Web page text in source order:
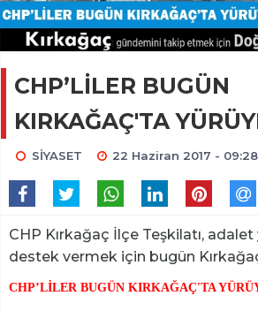
CHP’LİLER BUGÜN
KIRKAĞAÇ'TA
SİYASET 22 Haziran 2017 - 09:28
CHP Kırkağaç İlçe Teşkilatı,
destek vermek için bugün
CHP’LİLER BUGÜN KIRKAĞAÇ'TA